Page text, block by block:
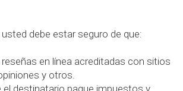
debe estar seguro de que:
en línea acreditadas con sitios
y otros.
el destinatario pague impuestos y